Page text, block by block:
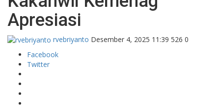
Apresiasi
rvebriyanto Desember 4, 2025 11:39 526 0
Facebook
Twitter